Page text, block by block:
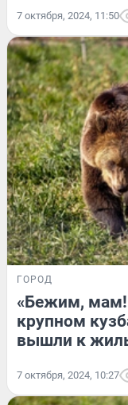
7 октября, 2024, 11:50
ГОРОД
«Бежим, мам!
крупном
вышли к
7 октября, 2024, 10:27